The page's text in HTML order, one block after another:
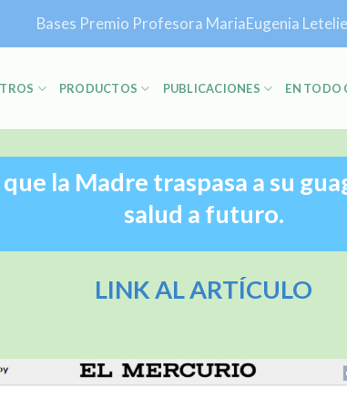
Bases Premio Profesora MariaEugenia
PRODUCTOS PUBLICACIONES EN TODO
la Madre traspasa a su
salud a futuro.
LINK AL ARTÍCULO